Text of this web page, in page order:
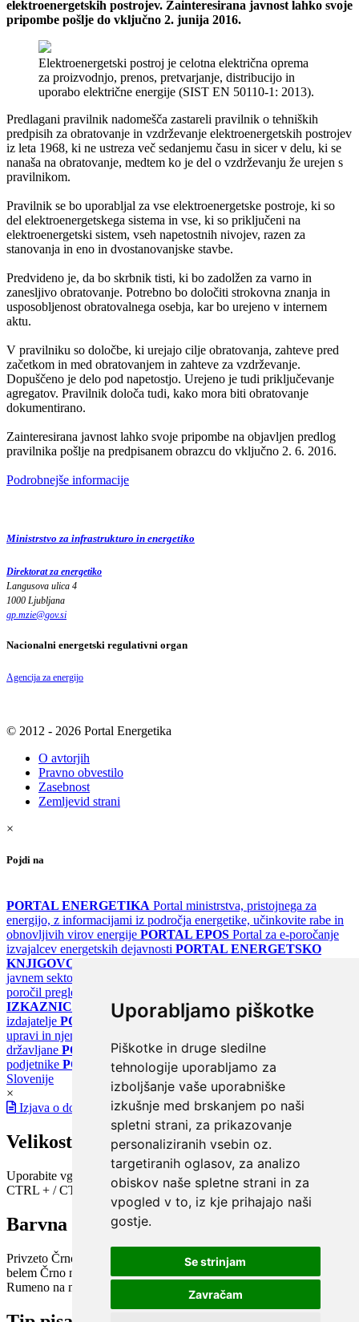
Uporabljamo piškotke
Piškotke in druge sledilne
tehnologije uporabljamo za
izboljšanje vaše uporabniške
izkušnje med brskanjem po naši
spletni strani, za prikazovanje
personaliziranih vsebin oz.
targetiranih oglasov, za analizo
obiskov naše spletne strani in za
vpogled v to, iz kje prihajajo naši
gostje.
Se strinjam
Zavračam
elektroenergetskih postrojev. Zainteresirana javnost lahko svoje
pripombe pošlje do vključno 2. junija 2016.
Elektroenergetski postroj je celotna električna oprema
za proizvodnjo, prenos, pretvarjanje, distribucijo in
uporabo električne energije (SIST EN 50110-1: 2013).
Predlagani pravilnik nadomešča zastareli pravilnik o tehniških
predpisih za obratovanje in vzdrževanje elektroenergetskih postrojev
iz leta 1968, ki ne ustreza več sedanjemu času in sicer v delu, ki se
nanaša na obratovanje, medtem ko je del o vzdrževanju že urejen s
pravilnikom.
Pravilnik se bo uporabljal za vse elektroenergetske postroje, ki so
del elektroenergetskega sistema in vse, ki so priključeni na
elektroenergetski sistem, vseh napetostnih nivojev, razen za
stanovanja in eno in dvostanovanjske stavbe.
Predvideno je, da bo skrbnik tisti, ki bo zadolžen za varno in
zanesljivo obratovanje. Potrebno bo določiti strokovna znanja in
usposobljenost obratovalnega osebja, kar bo urejeno v internem
aktu.
V pravilniku so določbe, ki urejajo cilje obratovanja, zahteve pred
začetkom in med obratovanjem in zahteve za vzdrževanje.
Dopuščeno je delo pod napetostjo. Urejeno je tudi priključevanje
agregatov. Pravilnik določa tudi, kako mora biti obratovanje
dokumentirano.
Zainteresirana javnost lahko svoje pripombe na objavljen predlog
pravilnika pošlje na predpisanem obrazcu do vključno 2. 6. 2016.
Podrobnejše informacije
Ministrstvo za infrastrukturo in energetiko
Direktorat za energetiko
Langusova ulica 4
1000 Ljubljana
gp.mzie@gov.si
Nacionalni energetski regulativni organ
Agencija za energijo
© 2012 - 2026 Portal Energetika
O avtorjih
Pravno obvestilo
Zasebnost
Zemljevid strani
×
Pojdi na
PORTAL ENERGETIKA Portal ministrstva, pristojnega za
energijo, z informacijami iz področja energetike, učinkovite rabe in
obnovljivih virov energije PORTAL EPOS Portal za e-poročanje
izvajalcev energetskih dejavnosti PORTAL ENERGETSKO
KNJIGOVODSTVO
javnem sektorju
poročil pregledov klimatskih sistemov
IZKAZNICE
Register energetskih izkaznic - za izdelovalce in
izdajatelje PORTAL GOV.SI Osrednje spletno mesto o državni
upravi in njenih storitvah
državljane PORTAL SPOT Državni portal za podjetja in
podjetnike PORTAL OPSI Državni portal odprtih podatkov
Slovenije
×
Izjava o dostopnosti
Velikost pisave
Uporabite vgrajeno funkcijo brskalnika
CTRL + / CTRL -
Barvna shema
Privzeto Črno na belem Belo na črnem Črno na bež
belem Črno na zelenem
Modro na rumenem
Rumeno na modrem
Turkizno na črnem Črno na vijoličnem